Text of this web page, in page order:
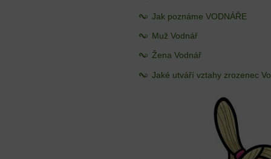
Jak poznáme VODNÁŘE
Muž Vodnář
Žena Vodnář
Jaké utváří vztahy zrozenec